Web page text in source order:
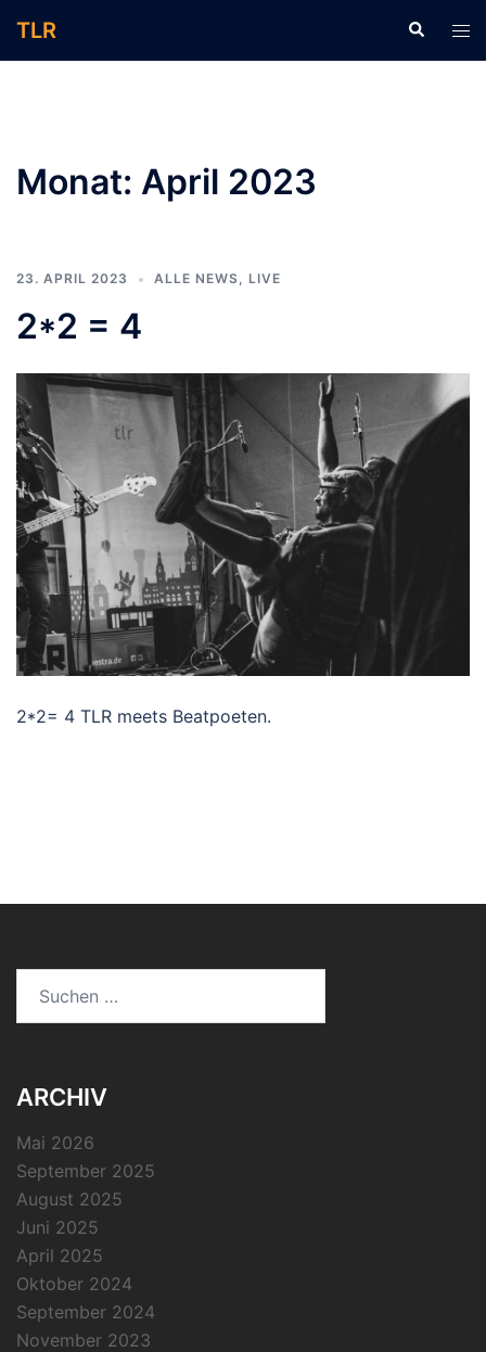
Inhalt
TLR Suche
Monat: April 2023
23. APRIL 2023 ALLE NEWS, LIVE
2*2 = 4
2*2= 4 TLR meets Beatpoeten.
nach:
ARCHIV
Mai 2026
September 2025
August 2025
Juni 2025
April 2025
Oktober 2024
September 2024
November 2023